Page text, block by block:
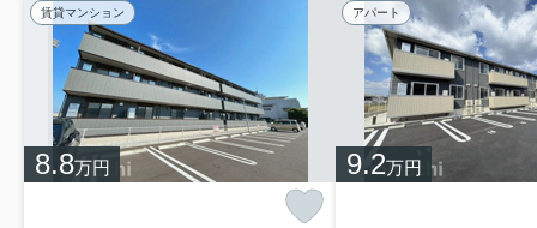
賃貸マンション
8.8万円
アパート
9.2万円